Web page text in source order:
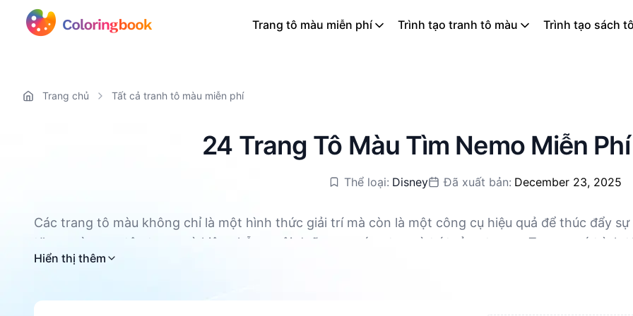
Trang tô màu miễn phí Trình tạo tranh tô màu Trình tạo sách
Trang chủ Tất cả tranh tô màu miễn phí
24 Trang Tô Màu Tìm Nemo Miễn
Thể loại: Disney Đã xuất bản: December 23, 2025
Các trang tô màu không chỉ là một hình thức giải trí mà còn là một công cụ hiệu quả để thúc đẩy
tăng cường sự tập trung và kiên nhẫn, nuôi dưỡng sự sáng tạo và trí tưởng tượng. Trong quá trình
vận động tinh của trẻ được rèn luyện. Đồng thời, đây cũng là một cách tuyệt vời để giảm căng
Hơn nữa, tô màu có thể trở thành một sợi dây gắn kết gia đình để cùng nhau dành thời gian chất
Tất cả các trang tô màu Tìm Nemo đều có sẵn để tải xuống miễn phí, hỗ trợ PDF và PNG.
Hiển thị thêm